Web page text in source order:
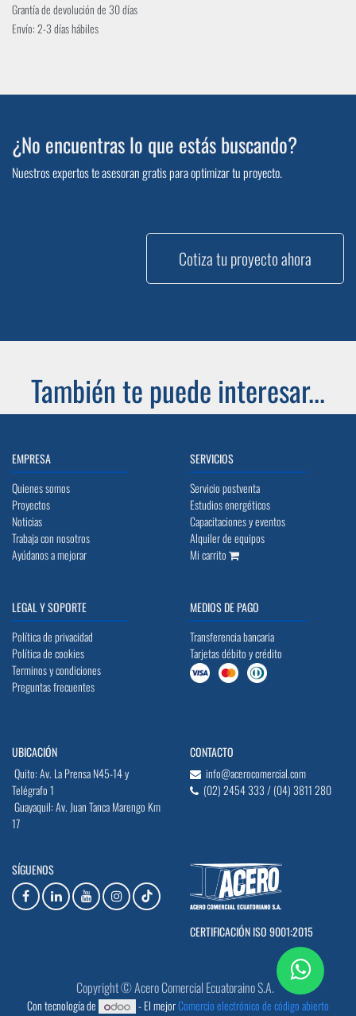
Grantía de devolución de 30 días
Envío: 2-3 días hábiles
¿No encuentras lo que estás buscando?
Nuestros expertos te asesoran gratis para optimizar tu proyecto.
Cotiza tu proyecto ahora
También te puede interesar...
EMPRESA
Quienes somos
Proyectos
Noticias
Trabaja con nosotros
Ayúdanos a mejorar
SERVICIOS
Servicio postventa
Estudios energéticos
Capacitaciones y eventos
Alquiler de equipos
Mi carrito
LEGAL Y SOPORTE
Política de privacidad
Política de cookies
Terminos y condiciones
Preguntas frecuentes
MEDIOS DE PAGO
Transferencia bancaria
Tarjetas débito y crédito
UBICACIÓN
Quito: Av. La Prensa N45-14 y
Telégrafo 1
Guayaquil: Av. Juan Tanca Marengo Km
17
CONTACTO
info@acerocomercial.com
(02) 2454 333 / (04) 3811 280
SÍGUENOS
CERTIFICACIÓN ISO 9001:2015
Copyright © Acero Comercial Ecuatoraino S.A.
Con tecnología de - El mejorComercio electrónico de código abierto